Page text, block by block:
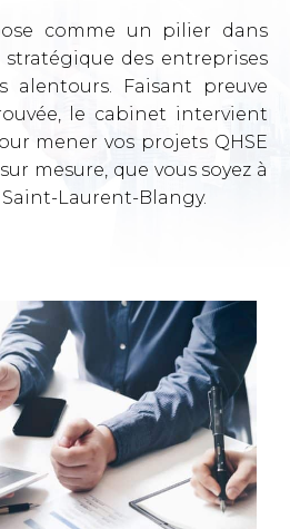
comme un pilier dans
stratégique des entreprises
alentours. Faisant preuve
le cabinet intervient
mener vos projets QHSE
mesure, que vous soyez à
Laurent-Blangy.